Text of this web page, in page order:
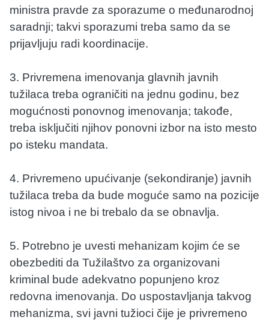
ministra pravde za sporazume o međunarodnoj
saradnji; takvi sporazumi treba samo da se
prijavljuju radi koordinacije.
3. Privremena imenovanja glavnih javnih
tužilaca treba ograničiti na jednu godinu, bez
mogućnosti ponovnog imenovanja; takođe,
treba isključiti njihov ponovni izbor na isto mesto
po isteku mandata.
4. Privremeno upućivanje (sekondiranje) javnih
tužilaca treba da bude moguće samo na pozicije
istog nivoa i ne bi trebalo da se obnavlja.
5. Potrebno je uvesti mehanizam kojim će se
obezbediti da Tužilaštvo za organizovani
kriminal bude adekvatno popunjeno kroz
redovna imenovanja. Do uspostavljanja takvog
mehanizma, svi javni tužioci čije je privremeno